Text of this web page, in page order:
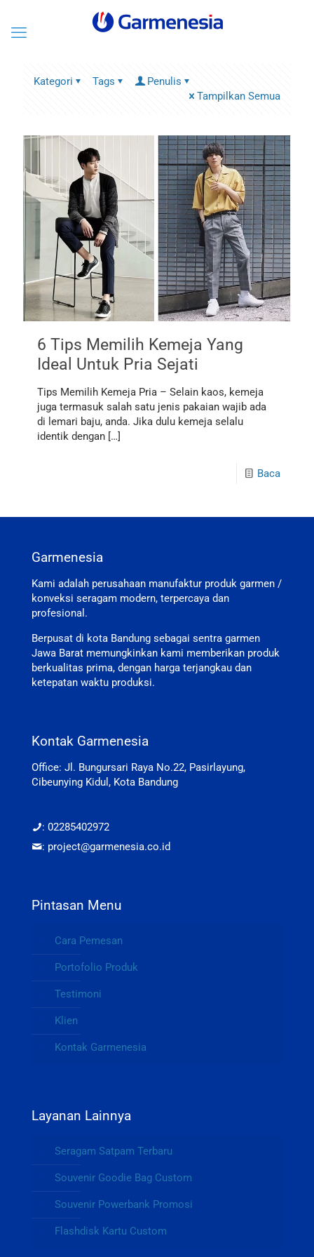
Kategori Tags
Penulis
Tampilkan Semua
6 Tips Memilih Kemeja Yang
Ideal Untuk Pria Sejati
Tips Memilih Kemeja Pria – Selain kaos, kemeja
juga termasuk salah satu jenis pakaian wajib ada
di lemari baju, anda. Jika dulu kemeja selalu
identik dengan […]
Baca
Garmenesia
Kami adalah perusahaan manufaktur produk garmen /
konveksi seragam modern, terpercaya dan
profesional.
Berpusat di kota Bandung sebagai sentra garmen
Jawa Barat memungkinkan kami memberikan produk
berkualitas prima, dengan harga terjangkau dan
ketepatan waktu produksi.
Kontak Garmenesia
Office: Jl. Bungursari Raya No.22, Pasirlayung,
Cibeunying Kidul, Kota Bandung
: 02285402972
: project@garmenesia.co.id
Pintasan Menu
Cara Pemesan
Portofolio Produk
Testimoni
Klien
Kontak Garmenesia
Layanan Lainnya
Seragam Satpam Terbaru
Souvenir Goodie Bag Custom
Souvenir Powerbank Promosi
Flashdisk Kartu Custom